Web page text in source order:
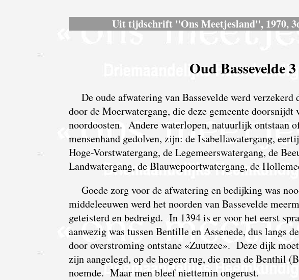
Uit tijdschrift "Ons Meetjesland", 1970,
Oud Bassevelde 3
De oude afwatering van Bassevelde werd verzekerd
door de Moerwatergang, die deze gemeente doorsnijdt
noordoosten. Andere waterlopen, natuurlijk ontstaan
mensenhand gedolven, zijn: de Isabellawatergang,
Hoge-Vorstwatergang, de Legemeerswatergang, de
Landwatergang, de Blauwepoortwatergang, de
Goede zorg voor de afwatering en bedijking was
middeleeuwen werd het noorden van Bassevelde
geteisterd en bedreigd. In 1394 is er voor het eerst
aanwezig was tussen Bentille en Assenede, dus langs
door overstroming ontstane «Zuutzee». Deze dijk
zijn aangelegd, op de hogere rug, die men de Benthil
noemde. Maar men bleef niettemin ongerust.